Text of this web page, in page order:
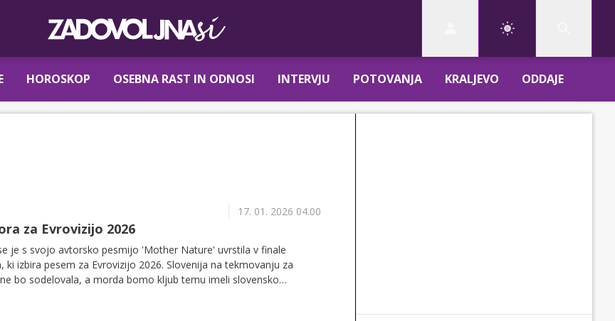
HOROSKOP OSEBNA RAST IN ODNOSI INTERVJU POTOVANJA KRALJEVO ODDAJE
17. 01. 2026 04.00
za Evrovizijo 2026
je s svojo avtorsko pesmijo 'Mother Nature' uvrstila v finale
ki izbira pesem za Evrovizijo 2026. Slovenija na tekmovanju za
bo sodelovala, a morda bomo kljub temu imeli slovensko